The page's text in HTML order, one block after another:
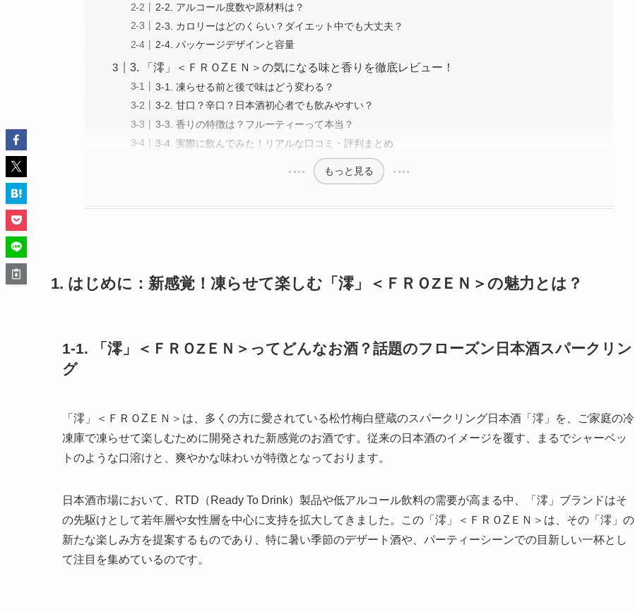
2-2. アルコール度数や原材料は？
2-3. カロリーはどのくらい？ダイエット中でも大丈夫？
2-4. パッケージデザインと容量
3. 「澪」＜ＦＲＯZＥＮ＞の気になる味と香りを徹底レビュー！
3-1. 凍らせる前と後で味はどう変わる？
3-2. 甘口？辛口？日本酒初心者でも飲みやすい？
3-3. 香りの特徴は？フルーティーって本当？
3-4. 実際に飲んでみた！リアルな口コミ・評判まとめ
もっと見る
1. はじめに：新感覚！凍らせて楽しむ「澪」＜ＦＲＯZＥＮ＞の魅力とは？
1-1. 「澪」＜ＦＲＯZＥＮ＞ってどんなお酒？話題のフローズン日本酒スパークリン
グ
「澪」＜ＦＲＯZＥＮ＞は、多くの方に愛されている松竹梅白壁蔵のスパークリング日本酒「澪」を、ご家庭の冷
凍庫で凍らせて楽しむために開発された新感覚のお酒です。従来の日本酒のイメージを覆す、まるでシャーベッ
トのような口溶けと、爽やかな味わいが特徴となっております。
日本酒市場において、RTD（Ready To Drink）製品や低アルコール飲料の需要が高まる中、「澪」ブランドはそ
の先駆けとして若年層や女性層を中心に支持を拡大してきました。この「澪」＜ＦＲＯZＥＮ＞は、その「澪」の
新たな楽しみ方を提案するものであり、特に暑い季節のデザート酒や、パーティーシーンでの目新しい一杯とし
て注目を集めているのです。